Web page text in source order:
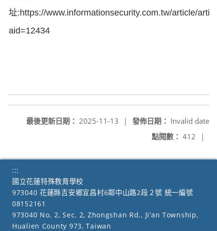
址:https://www.informationsecurity.com.tw/article/
aid=12434
發佈日期： Invalid date
最後更新日期： 2025-11-13
|
點閱數： 412 |
:::
國立花蓮特殊教育學校
973040 花蓮縣吉安鄉宜昌村6鄰中山路2段２號 統一編號
08152161
973040 No. 2, Sec. 2, Zhongshan Rd., Ji’an Township,
Hualien County 973, Taiwan